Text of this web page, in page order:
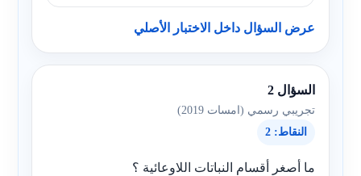
عرض السؤال داخل الاختبار الأصلي
السؤال 2
تجريبي رسمي (امسات 2019)
النقاط: 2
ما أصغر أقسام النباتات اللاوعائية ؟